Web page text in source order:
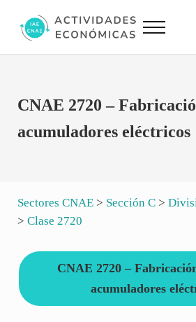
Actividades Económicas
Menu
CNAE 2720 –
acumuladores eléctricos
Sectores CNAE> Sección C>
> Clase 2720
CNAE 2720 –
acumuladores